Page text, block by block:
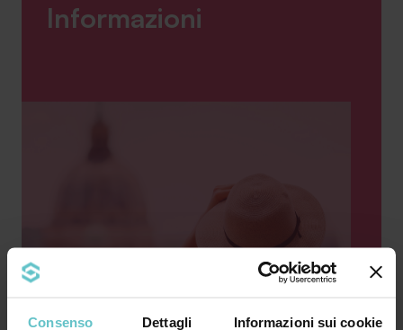
Consenso Dettagli Informazioni sui cookie
Informazioni